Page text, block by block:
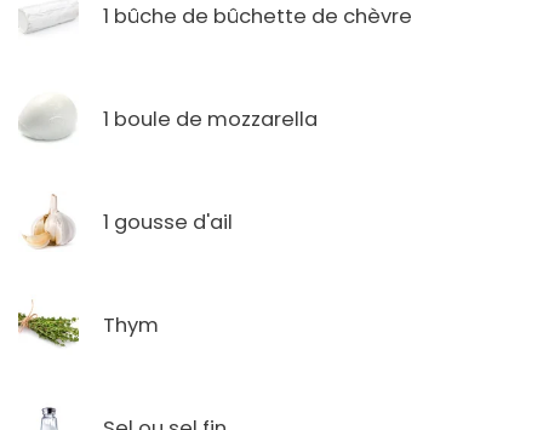
1 bûche de bûchette de chèvre
1 boule de mozzarella
1 gousse d'ail
Thym